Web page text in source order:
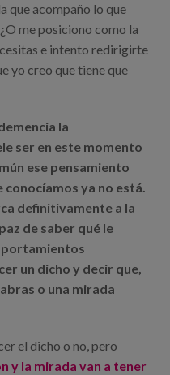
que acompaño lo que
me posiciono como la
e intento redirigirte
yo creo que tiene que
la
ser en este momento
ese pensamiento
conocíamos ya no está.
definitivamente a la
de saber qué le
un dicho y decir que,
o una mirada
el dicho o no, pero
y la mirada van a tener